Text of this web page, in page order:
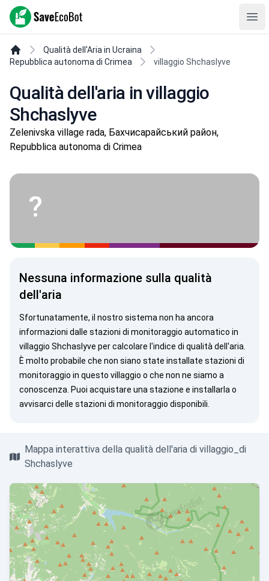
SaveEcoBot
Qualità dell'Aria in Ucraina
Repubblica autonoma di Crimea
villaggio Shchaslyve
Qualità dell'aria in villaggio
Shchaslyve
Zelenivska village rada, Бахчисарайський район,
Repubblica autonoma di Crimea
?
Nessuna informazione sulla qualità
dell'aria
Sfortunatamente, il nostro sistema non ha ancora
informazioni dalle stazioni di monitoraggio automatico in
villaggio Shchaslyve per calcolare l'indice di qualità dell'aria.
È molto probabile che non siano state installate stazioni di
monitoraggio in questo villaggio o che non ne siamo a
conoscenza. Puoi acquistare una stazione e installarla o
avvisarci delle stazioni di monitoraggio disponibili.
Mappa interattiva della qualità dell'aria di villaggio_di
Shchaslyve